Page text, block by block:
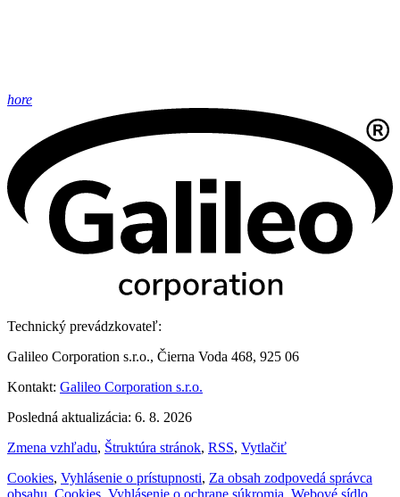
hore
Technický prevádzkovateľ:
Galileo Corporation s.r.o., Čierna Voda 468, 925 06
Kontakt: Galileo Corporation s.r.o.
Posledná aktualizácia: 6. 8. 2026
Zmena vzhľadu, Štruktúra stránok, RSS, Vytlačiť
Cookies, Vyhlásenie o prístupnosti, Za obsah zodpovedá správca
obsahu Cookies Vyhlásenie o ochrane súkromia Webové sídlo